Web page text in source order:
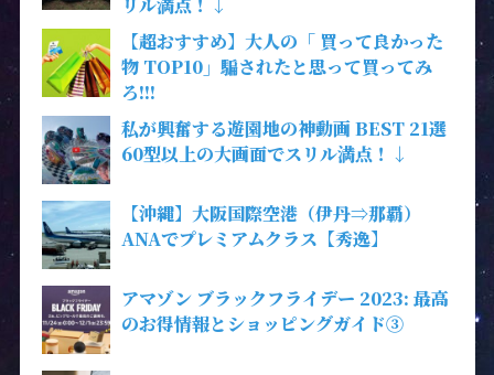
【超おすすめ】大人の「 買って良かった
物 TOP10」騙されたと思って買ってみ
ろ!!!
私が興奮する遊園地の神動画 BEST 21選
60型以上の大画面でスリル満点！↓
【沖縄】大阪国際空港（伊丹⇒那覇）
ANAでプレミアムクラス【秀逸】
アマゾン ブラックフライデー 2023: 最高
のお得情報とショッピングガイド③